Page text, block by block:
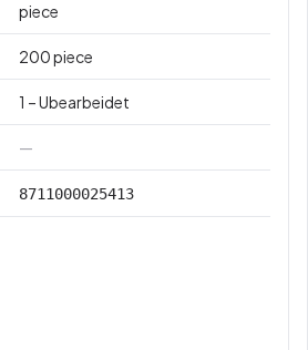
piece
200 piece
1 – Ubearbeidet
—
8711000025413